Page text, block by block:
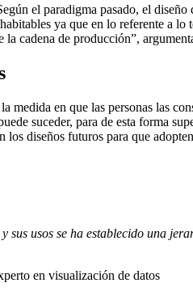
el paradigma pasado, el
ya que en lo referente a
cadena de producción”,
en que las personas las
suceder, para de esta forma
los diseños futuros para que
sus usos se ha establecido una
en visualización de datos